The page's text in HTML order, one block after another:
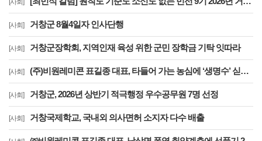
[사회] 거창군 8월4일자 인사단행
[사회] 거창군장학회, 지역인재 육성 위한 군민 장학금 기탁 잇따라
[사회] (주)비원레미콘 표길종 대표, 타들어 가는 농심에 ‘생명수’ 싣고 달렸다
[사회] 거창군, 2026년 상반기 적극행정 우수공무원 7명 선정
[사회] 거창국제학교, 국내외 의사면허 소지자 다수 배출